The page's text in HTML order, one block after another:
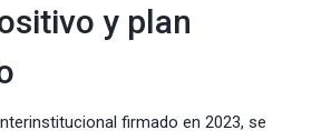
y plan
firmado en 2023, se